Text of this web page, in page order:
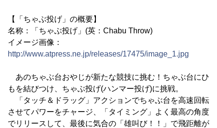
【「ちゃぶ投げ」の概要】
名称：「ちゃぶ投げ」(英：Chabu Throw)
イメージ画像：
http://www.atpress.ne.jp/releases/17475/image_1.jpg
あのちゃぶ台おやじが新たな競技に挑む！ちゃぶ台にひ
もを結びつけ、ちゃぶ投げ(ハンマー投げ)に挑戦。
「タッチ＆ドラッグ」アクションでちゃぶ台を高速回転
させてパワーをチャージ、「タイミング」よく最高の角度
でリリースして、最後に気合の「雄叫び！！」で飛距離が